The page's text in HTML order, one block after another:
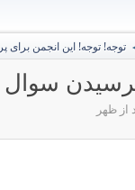
توجه! توجه! این انجمن